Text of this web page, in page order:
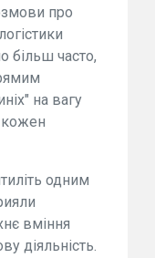
про
більш часто,
на вагу
кожен
одним
вміння
діяльність.